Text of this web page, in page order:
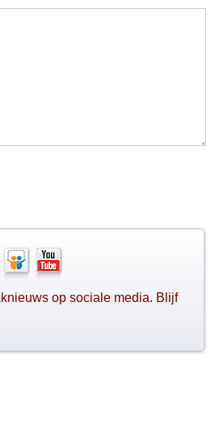
op sociale media. Blijf